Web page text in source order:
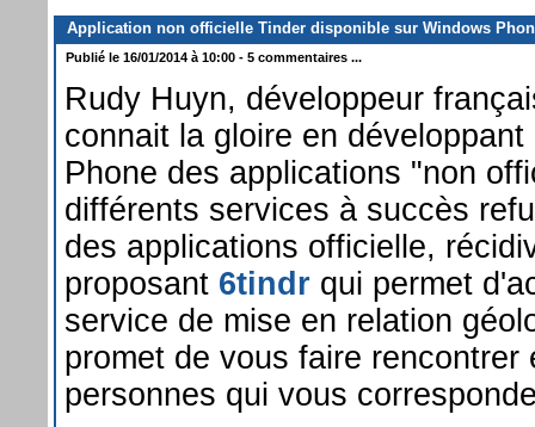
Application non officielle Tinder disponible sur Windows
Publié le 16/01/2014 à 10:00 - 5 commentaires ...
Rudy Huyn, développeur
connait la gloire en
Phone des applications "non
différents services à succès
des applications officielle,
proposant 6tindr qui permet
service de mise en relation
promet de vous faire rencontrer
personnes qui vous